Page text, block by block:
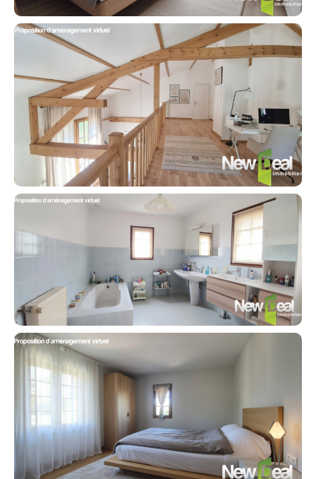
Contacter un conseiller
Estimer/Vendre
Acheter
Recrutement
Actualités
Guides
Contact